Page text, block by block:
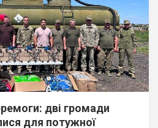
дві громади
для потужної